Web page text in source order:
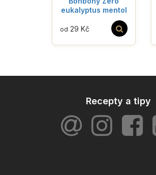
eukalyptus mentol
od 29 Kč
Recepty a tipy